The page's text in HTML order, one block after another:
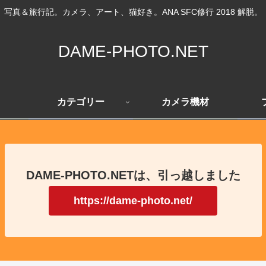
写真＆旅行記。カメラ、アート、猫好き。ANA SFC修行 2018 解脱。
DAME-PHOTO.NET
カテゴリー カメラ機材
DAME-PHOTO.NETは、引っ越しました
https://dame-photo.net/